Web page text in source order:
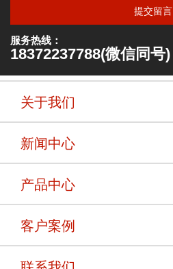
提交留言
服务热线：
18372237788(微信同号)
关于我们
新闻中心
产品中心
客户案例